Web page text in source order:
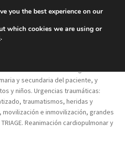
y secundaria del paciente, y
y niños. Urgencias traumáticas:
traumatismos, heridas y
e inmovilización, grandes
Reanimación cardiopulmonar y
you the best experience on our
which cookies we are using or
.